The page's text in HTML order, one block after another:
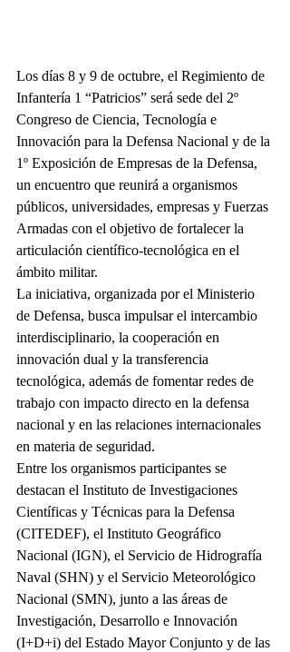
Los días 8 y 9 de octubre, el Regimiento de
Infantería 1 “Patricios” será sede del 2º
Congreso de Ciencia, Tecnología e
Innovación para la Defensa Nacional y de la
1º Exposición de Empresas de la Defensa,
un encuentro que reunirá a organismos
públicos, universidades, empresas y Fuerzas
Armadas con el objetivo de fortalecer la
articulación científico-tecnológica en el
ámbito militar.
La iniciativa, organizada por el Ministerio
de Defensa, busca impulsar el intercambio
interdisciplinario, la cooperación en
innovación dual y la transferencia
tecnológica, además de fomentar redes de
trabajo con impacto directo en la defensa
nacional y en las relaciones internacionales
en materia de seguridad.
Entre los organismos participantes se
destacan el Instituto de Investigaciones
Científicas y Técnicas para la Defensa
(CITEDEF), el Instituto Geográfico
Nacional (IGN), el Servicio de Hidrografía
Naval (SHN) y el Servicio Meteorológico
Nacional (SMN), junto a las áreas de
Investigación, Desarrollo e Innovación
(I+D+i) del Estado Mayor Conjunto y de las